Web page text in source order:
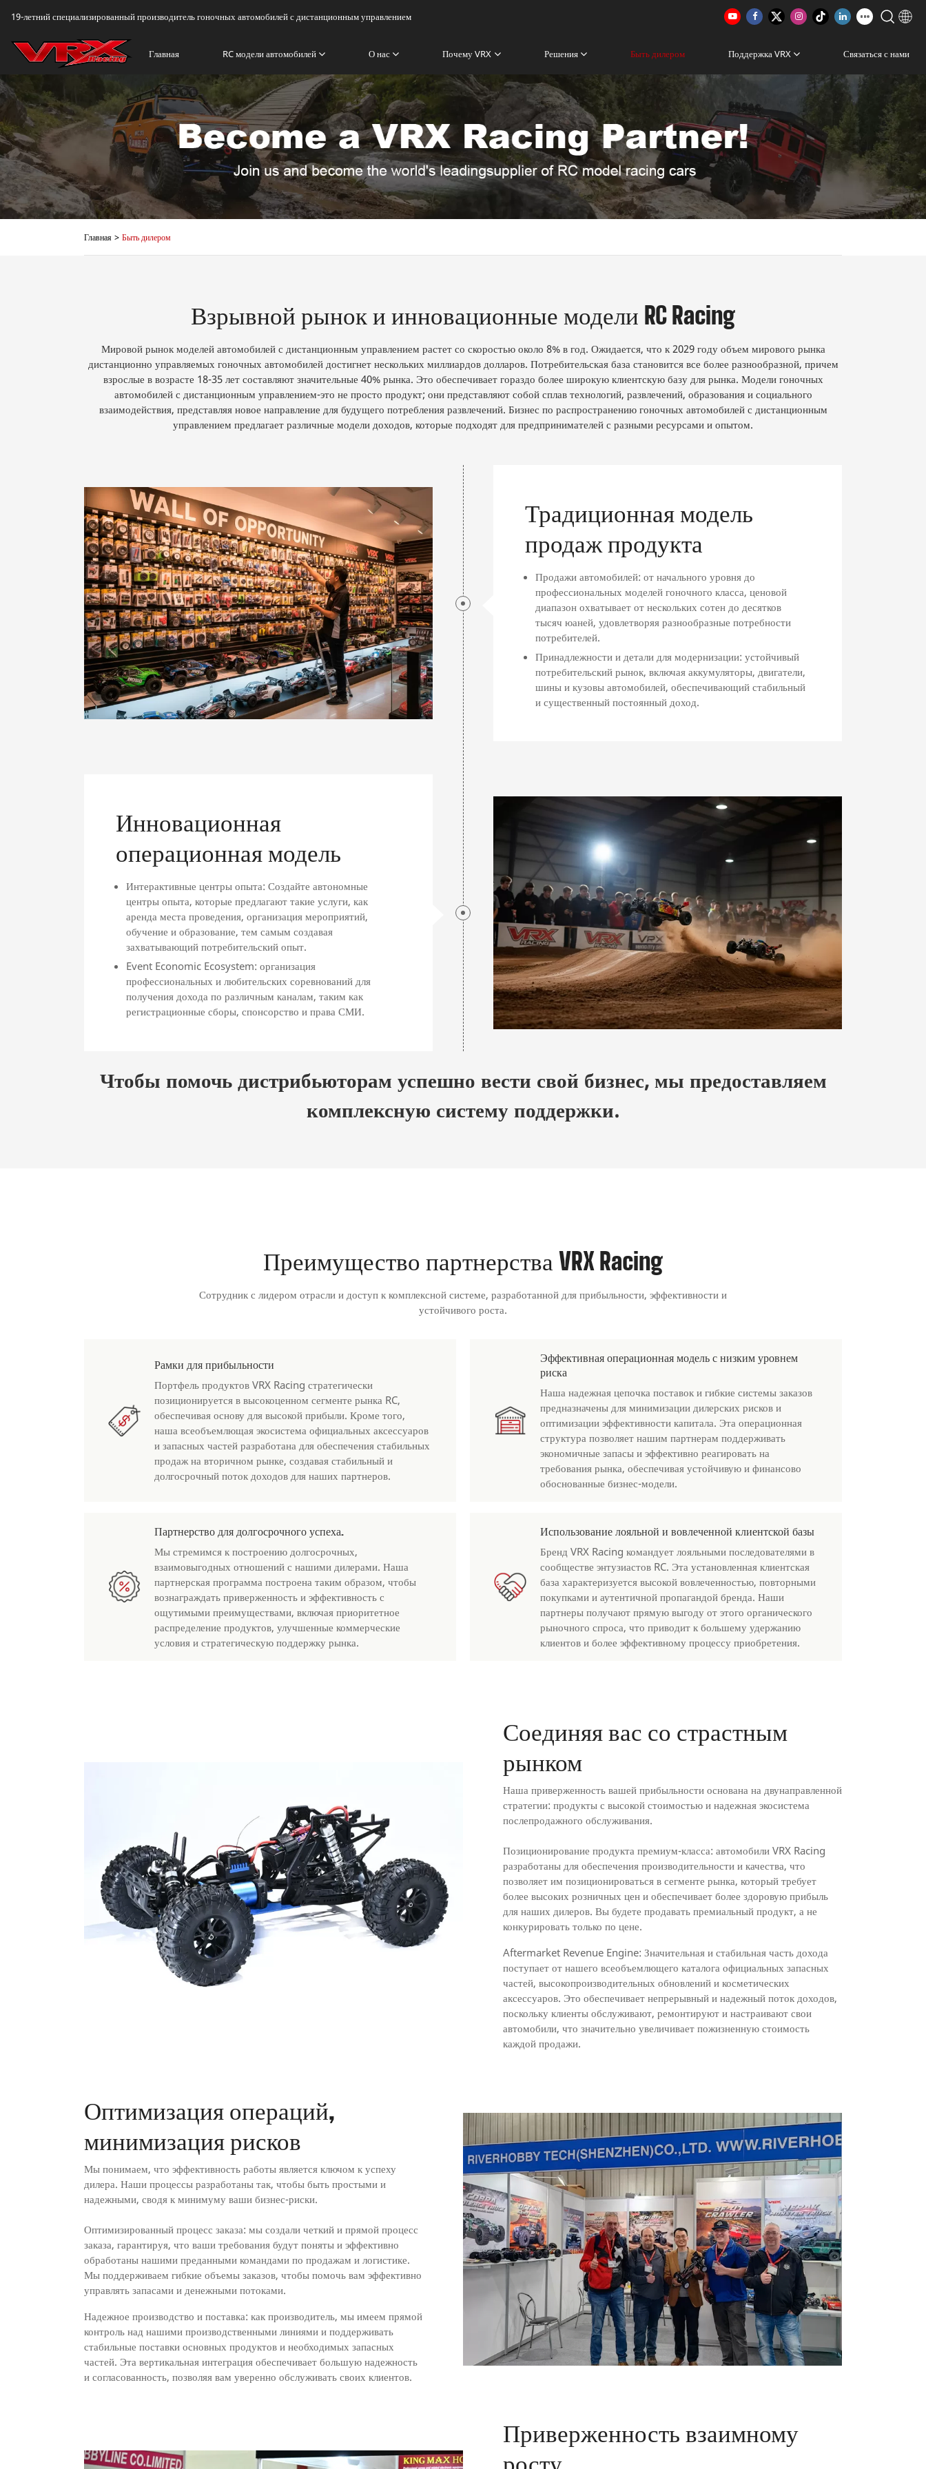
19-летний специализированный производитель гоночных автомобилей с дистанционным управлением
Главная RC модели автомобилей О нас Почему VRX Решения Быть дилером Поддержка VRX Связаться с нами
Главная Быть дилером
Взрывной рынок и инновационные модели RC Racing
Мировой рынок моделей автомобилей с дистанционным управлением растет со скоростью около 8% в год. Ожидается, что к 2029 году объем мирового рынка
дистанционно управляемых гоночных автомобилей достигнет нескольких миллиардов долларов. Потребительская база становится все более разнообразной, причем
взрослые в возрасте 18-35 лет составляют значительные 40% рынка. Это обеспечивает гораздо более широкую клиентскую базу для рынка. Модели гоночных
автомобилей с дистанционным управлением-это не просто продукт; они представляют собой сплав технологий, развлечений, образования и социального
взаимодействия, представляя новое направление для будущего потребления развлечений. Бизнес по распространению гоночных автомобилей с дистанционным
управлением предлагает различные модели доходов, которые подходят для предпринимателей с разными ресурсами и опытом.
Традиционная модель
продаж продукта
Продажи автомобилей: от начального уровня до
профессиональных моделей гоночного класса, ценовой
диапазон охватывает от нескольких сотен до десятков
тысяч юаней, удовлетворяя разнообразные потребности
потребителей.
Принадлежности и детали для модернизации: устойчивый
потребительский рынок, включая аккумуляторы, двигатели,
шины и кузовы автомобилей, обеспечивающий стабильный
и существенный постоянный доход.
Инновационная
операционная модель
Интерактивные центры опыта: Создайте автономные
центры опыта, которые предлагают такие услуги, как
аренда места проведения, организация мероприятий,
обучение и образование, тем самым создавая
захватывающий потребительский опыт.
Event Economic Ecosystem: организация
профессиональных и любительских соревнований для
получения дохода по различным каналам, таким как
регистрационные сборы, спонсорство и права СМИ.
Чтобы помочь дистрибьюторам успешно вести свой бизнес, мы предоставляем
комплексную систему поддержки.
Преимущество партнерства VRX Racing
Сотрудник с лидером отрасли и доступ к комплексной системе, разработанной для прибыльности, эффективности и
устойчивого роста.
Рамки для прибыльности
Портфель продуктов VRX Racing стратегически
позиционируется в высокоценном сегменте рынка RC,
обеспечивая основу для высокой прибыли. Кроме того,
наша всеобъемлющая экосистема официальных аксессуаров
и запасных частей разработана для обеспечения стабильных
продаж на вторичном рынке, создавая стабильный и
долгосрочный поток доходов для наших партнеров.
Эффективная операционная модель с низким уровнем
риска
Наша надежная цепочка поставок и гибкие системы заказов
предназначены для минимизации дилерских рисков и
оптимизации эффективности капитала. Эта операционная
структура позволяет нашим партнерам поддерживать
экономичные запасы и эффективно реагировать на
требования рынка, обеспечивая устойчивую и финансово
обоснованные бизнес-модели.
Партнерство для долгосрочного успеха.
Мы стремимся к построению долгосрочных,
взаимовыгодных отношений с нашими дилерами. Наша
партнерская программа построена таким образом, чтобы
вознаграждать приверженность и эффективность с
ощутимыми преимуществами, включая приоритетное
распределение продуктов, улучшенные коммерческие
условия и стратегическую поддержку рынка.
Использование лояльной и вовлеченной клиентской базы
Бренд VRX Racing командует лояльными последователями в
сообществе энтузиастов RC. Эта установленная клиентская
база характеризуется высокой вовлеченностью, повторными
покупками и аутентичной пропагандой бренда. Наши
партнеры получают прямую выгоду от этого органического
рыночного спроса, что приводит к большему удержанию
клиентов и более эффективному процессу приобретения.
Соединяя вас со страстным
рынком
Наша приверженность вашей прибыльности основана на двунаправленной
стратегии: продукты с высокой стоимостью и надежная экосистема
послепродажного обслуживания.
Позиционирование продукта премиум-класса: автомобили VRX Racing
разработаны для обеспечения производительности и качества, что
позволяет им позиционироваться в сегменте рынка, который требует
более высоких розничных цен и обеспечивает более здоровую прибыль
для наших дилеров. Вы будете продавать премиальный продукт, а не
конкурировать только по цене.
Aftermarket Revenue Engine: Значительная и стабильная часть дохода
поступает от нашего всеобъемлющего каталога официальных запасных
частей, высокопроизводительных обновлений и косметических
аксессуаров. Это обеспечивает непрерывный и надежный поток доходов,
поскольку клиенты обслуживают, ремонтируют и настраивают свои
автомобили, что значительно увеличивает пожизненную стоимость
каждой продажи.
Оптимизация операций,
минимизация рисков
Мы понимаем, что эффективность работы является ключом к успеху
дилера. Наши процессы разработаны так, чтобы быть простыми и
надежными, сводя к минимуму ваши бизнес-риски.
Оптимизированный процесс заказа: мы создали четкий и прямой процесс
заказа, гарантируя, что ваши требования будут поняты и эффективно
обработаны нашими преданными командами по продажам и логистике.
Мы поддерживаем гибкие объемы заказов, чтобы помочь вам эффективно
управлять запасами и денежными потоками.
Надежное производство и поставка: как производитель, мы имеем прямой
контроль над нашими производственными линиями и поддерживать
стабильные поставки основных продуктов и необходимых запасных
частей. Эта вертикальная интеграция обеспечивает большую надежность
и согласованность, позволяя вам уверенно обслуживать своих клиентов.
Приверженность взаимному
росту